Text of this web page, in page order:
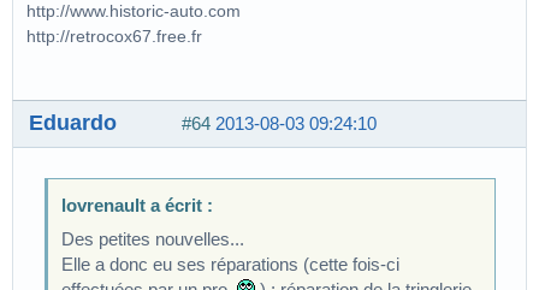
http://www.historic-auto.com
http://retrocox67.free.fr
#64 2013-08-03 09:24:10
Eduardo
lovrenault a écrit :
Des petites nouvelles...
Elle a donc eu ses réparations (cette fois-ci